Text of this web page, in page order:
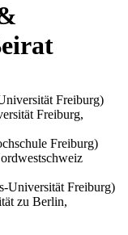
Freiburg)
Freiburg,
Freiburg)
Universität Freiburg)
zu Berlin,